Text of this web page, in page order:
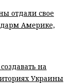
отдали свое
Америке,
на
Украины